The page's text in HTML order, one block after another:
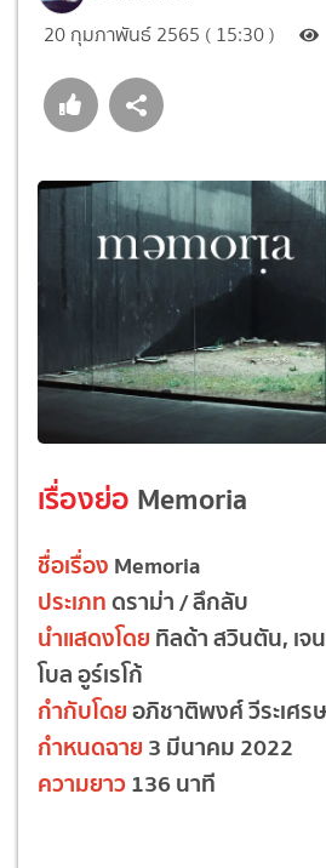
20 กุมภาพันธ์ 2565 ( 15:30 )
เรื่องย่อ Memoria
ชื่อเรื่อง Memoria
ประเภทดราม่า / ลึกลับ
นำแสดงโดย ทิลด้า สวินตัน, เจ
โบล อูร์เรโก้
กำกับโดยอภิชาติพงศ์ วีระเศร
กำหนดฉาย 3 มีนาคม 2022
ความยาว136 นาที